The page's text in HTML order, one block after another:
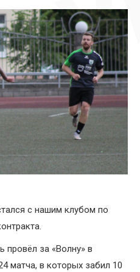
с нашим клубом по
за «Волну» в
матча, в которых забил 10